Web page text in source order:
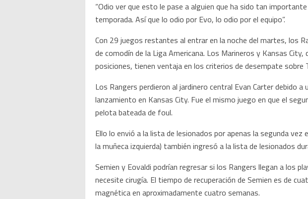
“Odio ver que esto le pase a alguien que ha sido tan
temporada. Así que lo odio por Evo, lo odio por el equipo”.
Con 29 juegos restantes al entrar en la noche del martes, los
de comodín de la Liga Americana. Los Marineros y Kansas
posiciones, tienen ventaja en los criterios de desempate sobre
Los Rangers perdieron al jardinero central Evan Carter debido
lanzamiento en Kansas City. Fue el mismo juego en que el
pelota bateada de foul.
Ello lo envió a la lista de lesionados por apenas la segunda
la muñeca izquierda) también ingresó a la lista de lesionados
Semien y Eovaldi podrían regresar si los Rangers llegan a los
necesite cirugía. El tiempo de recuperación de Semien es de
magnética en aproximadamente cuatro semanas.